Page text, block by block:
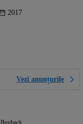
2017
Vezi anunțurile
Buyback